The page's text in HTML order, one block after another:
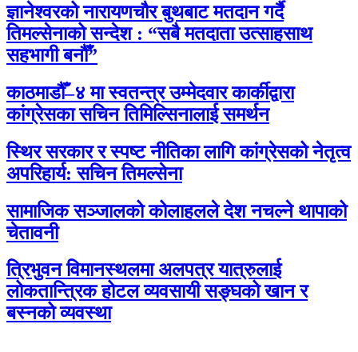
ज्ञानेश्वरको नारायणचौर बुथबाट मतदान गर्दै
तिमल्सेनाको सन्देश : “सबै मतदाता उत्साहसाथ
सहभागी बनौँ”
काठमाडौँ–४ मा स्वतन्त्र उम्मेदवार कार्कीद्वारा
कांग्रेसका सचिन तिमिल्सिनालाई समर्थन
स्थिर सरकार र स्पष्ट नीतिका लागि कांग्रेसको नेतृत्व
अपरिहार्य: सचिन तिमल्सेना
सामाजिक सञ्जालको कोलाहलले देश नचल्ने थापाको
चेतावनी
त्रिभुवन विमानस्थलमा अलपत्र यात्रुलाई
लोकतान्त्रिक होटल व्यवसायी सङ्घको खान र
बस्नको व्यवस्था